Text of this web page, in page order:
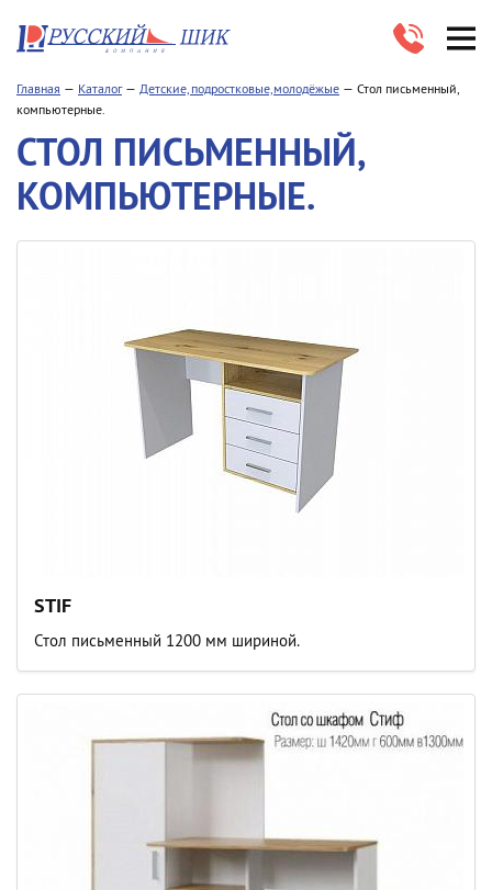
Главная Каталог Детские, подростковые,молодёжые
Стол письменный,
компьютерные.
СТОЛ ПИСЬМЕННЫЙ,
КОМПЬЮТЕРНЫЕ.
STIF
Стол письменный 1200 мм шириной.